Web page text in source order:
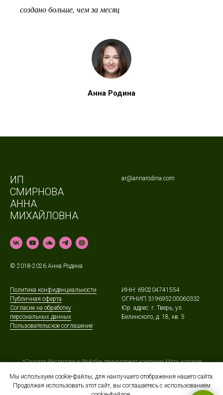
создано больше, чем за месяц
Анна Родина
Мы используем cookie-файлы, для наилучшего отображения нашего сайта.
Продолжая использовать этот сайт, вы соглашаетесь с использованием
ИП
СМИРНОВА
АННА
МИХАЙЛОВНА
© 2018-2026 Анна Родина
ar@annarodina.com
Политика конфиденциальности
Публичная оферта
Согласие на обработку
персональных данных
Пользовательское соглашение
ИНН: 690204741554
ОГРНИП 319695200060332
Юр. адрес: г. Тверь, ул.
Белинского, д. 18, кв. 5
*Соцсети Инстаграм и Фейсбук принадлежат компании Мета, которая
России.
SoundCloud заблокирован в России в связи с размещением материалов,
содержащих недостоверную информацию.